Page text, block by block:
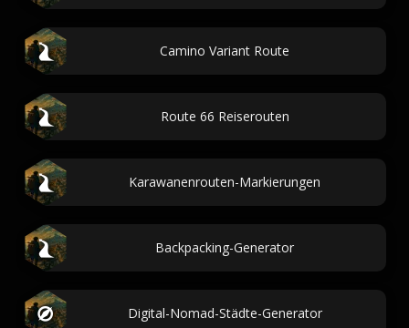
Camino Variant Route
Route 66 Reiserouten
Karawanenrouten-Markierungen
Backpacking-Generator
Digital-Nomad-Städte-Generator